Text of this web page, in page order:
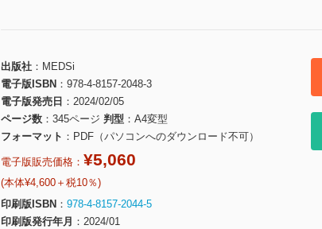
出版社
MEDSi
電子版ISBN
978-4-8157-2048-3
電子版発売日
2024/02/05
ページ数
345ページ 判型
A4変型
フォーマット
PDF（パソコンへのダウンロード不可）
電子版販売価格： ¥5,060
(本体¥4,600＋税10％)
印刷版ISBN
978-4-8157-2044-5
印刷版発行年月
2024/01